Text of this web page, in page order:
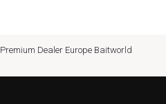
Premium Dealer Europe Baitworld